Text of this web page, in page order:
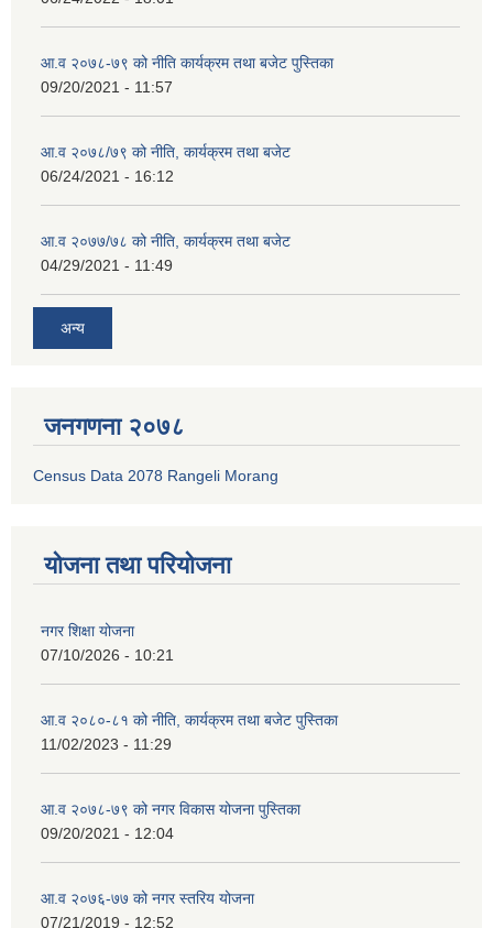
आ.व २०७८-७९ को नीति कार्यक्रम तथा बजेट पुस्तिका
09/20/2021 - 11:57
आ.व २०७८/७९ को नीति, कार्यक्रम तथा बजेट
06/24/2021 - 16:12
आ.व २०७७/७८ को नीति, कार्यक्रम तथा बजेट
04/29/2021 - 11:49
अन्य
जनगणना २०७८
Census Data 2078 Rangeli Morang
योजना तथा परियोजना
नगर शिक्षा योजना
07/10/2026 - 10:21
आ.व २०८०-८१ को नीति, कार्यक्रम तथा बजेट पुस्तिका
11/02/2023 - 11:29
आ.व २०७८-७९ को नगर विकास योजना पुस्तिका
09/20/2021 - 12:04
आ.व २०७६-७७ को नगर स्तरिय योजना
07/21/2019 - 12:52